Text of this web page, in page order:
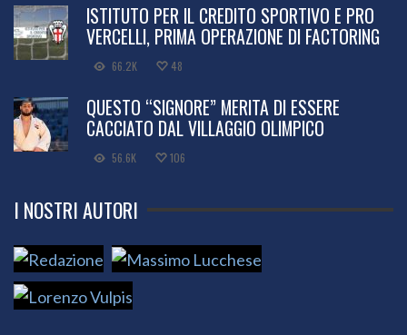
ISTITUTO PER IL CREDITO SPORTIVO E PRO
VERCELLI, PRIMA OPERAZIONE DI FACTORING
66.2K 48
QUESTO “SIGNORE” MERITA DI ESSERE
CACCIATO DAL VILLAGGIO OLIMPICO
56.6K 106
I NOSTRI AUTORI